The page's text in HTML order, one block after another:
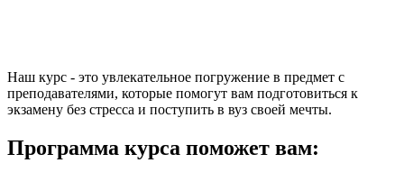
Наш курс - это увлекательное погружение в предмет с
преподавателями, которые помогут вам подготовиться к
экзамену без стресса и поступить в вуз своей мечты.
Программа курса поможет вам: